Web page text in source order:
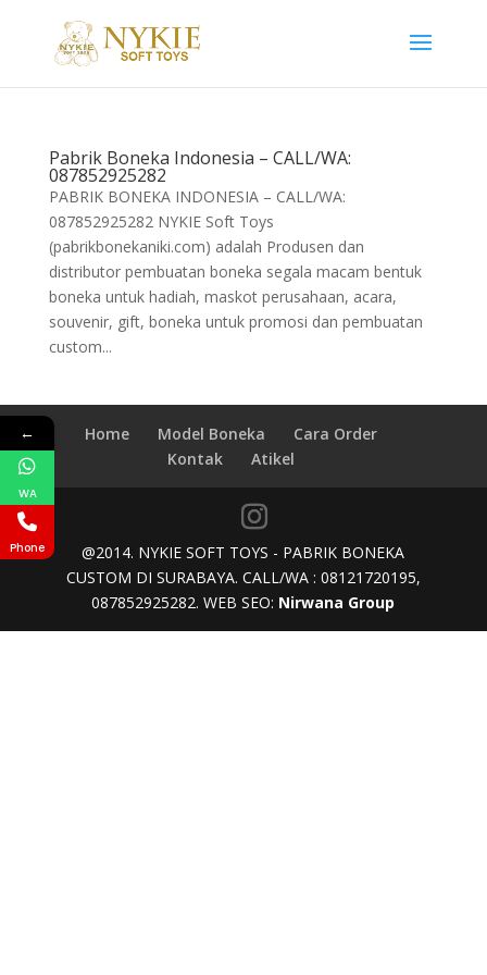
Pabrik Boneka Indonesia – CALL/WA:
087852925282
PABRIK BONEKA INDONESIA – CALL/WA:
087852925282 NYKIE Soft Toys
(pabrikbonekaniki.com) adalah Produsen dan
distributor pembuatan boneka segala macam bentuk
boneka untuk hadiah, maskot perusahaan, acara,
souvenir, gift, boneka untuk promosi dan pembuatan
custom...
Home Model Boneka
Cara Order
Kontak
Atikel
@2014. NYKIE SOFT TOYS - PABRIK BONEKA
CUSTOM DI SURABAYA. CALL/WA : 08121720195,
087852925282. WEB SEO: Nirwana Group
←
WA
Phone